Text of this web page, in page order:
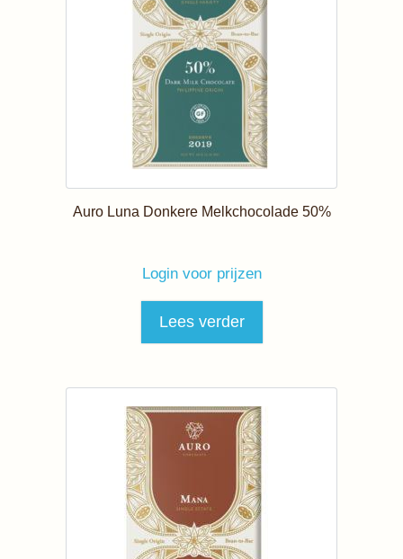
Auro Luna Donkere Melkchocolade 50%
Login voor prijzen
Lees verder